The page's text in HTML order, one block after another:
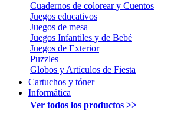
Cuadernos de colorear y Cuentos
Juegos educativos
Juegos de mesa
Juegos Infantiles y de Bebé
Juegos de Exterior
Puzzles
Globos y Artículos de Fiesta
Cartuchos y tóner
Informática
Ver todos los productos >>